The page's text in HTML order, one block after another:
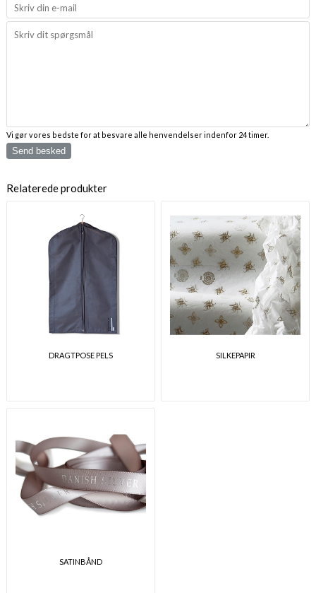
Vi gør vores bedste for at besvare alle henvendelser indenfor 24 timer.
Send besked
Relaterede produkter
DRAGTPOSE PELS SILKEPAPIR
SATINBÅND